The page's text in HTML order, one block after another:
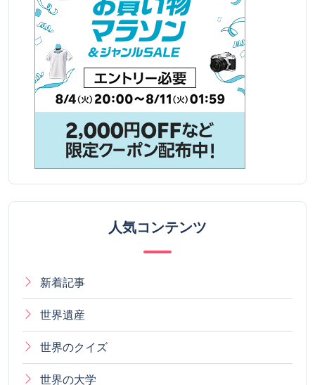
人気コンテンツ
新着記事
世界遺産
世界のクイズ
世界の大学